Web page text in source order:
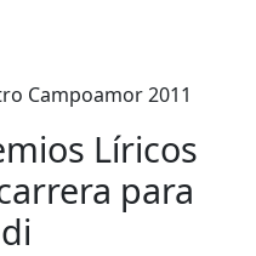
Campoamor 2011
Líricos
para